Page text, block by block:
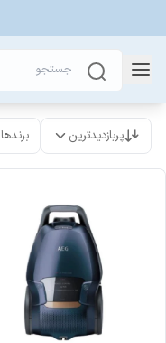
پربازدیدترین برندها